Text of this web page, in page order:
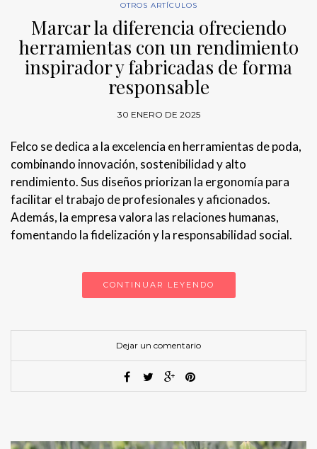
OTROS ARTÍCULOS
Marcar la diferencia ofreciendo
herramientas con un rendimiento
inspirador y fabricadas de forma
responsable
30 ENERO DE 2025
Felco se dedica a la excelencia en herramientas de poda,
combinando innovación, sostenibilidad y alto
rendimiento. Sus diseños priorizan la ergonomía para
facilitar el trabajo de profesionales y aficionados.
Además, la empresa valora las relaciones humanas,
fomentando la fidelización y la responsabilidad social.
CONTINUAR LEYENDO
Dejar un comentario